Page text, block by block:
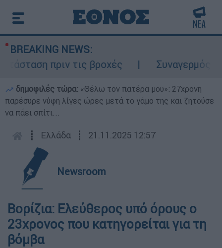
BREAKING NEWS:
πριν τις βροχές
Συναγερμός
δημοφιλές τώρα: «Θέλω τον πατέρα μου»: 27χρονη
παρέσυρε νύφη λίγες ώρες μετά το γάμο της και ζητούσε
να πάει σπίτι...
┋ Ελλάδα ┋ 21.11.2025 12:57
Newsroom
Βορίζια: Ελεύθερος υπό όρους ο
23χρονος που κατηγορείται για τη
βόμβα